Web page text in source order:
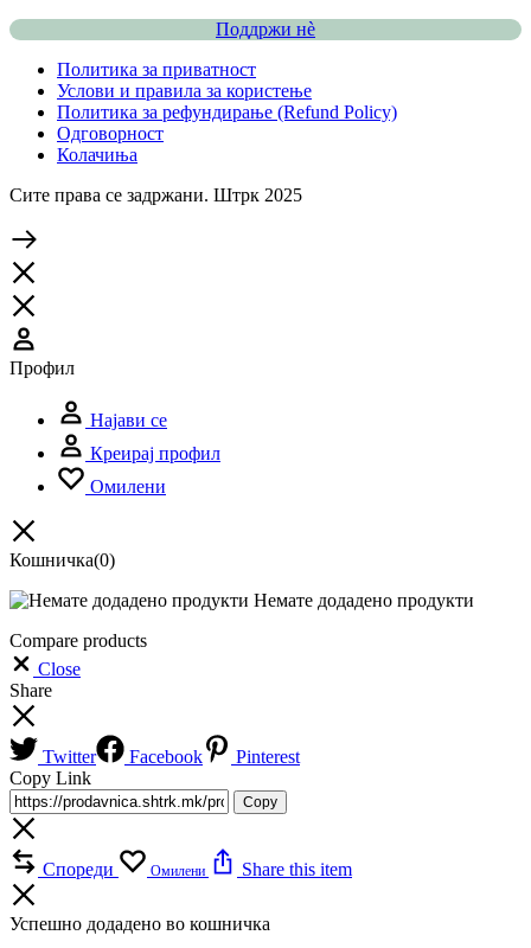
Поддржи нѐ
Политика за приватност
Услови и правила за користење
Политика за рефундирање (Refund Policy)
Одговорност
Колачиња
Сите права се задржани. Штрк 2025
Профил
Најави се
Креирај профил
Омилени
Кошничка(0)
Немате додадено продукти
Compare products
Close
Share
Twitter Facebook
Pinterest
Copy Link
Copy
Спореди Омилени Share this item
Успешно додадено во кошничка